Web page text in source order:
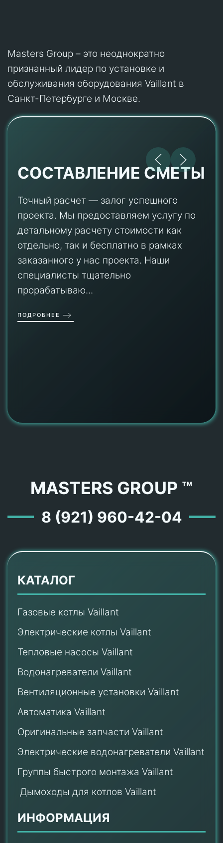
Masters Group – это неоднократно
признанный лидер по установке и
обслуживания оборудования Vaillant в
Санкт-Петербурге и Москве.
СОСТАВЛЕНИЕ СМЕТЫ
Точный расчет — залог успешного
проекта. Мы предоставляем услугу по
детальному расчету стоимости как
отдельно, так и бесплатно в рамках
заказанного у нас проекта. Наши
специалисты тщательно
прорабатываю...
ПОДРОБНЕЕ
MASTERS GROUP ™
8 (921) 960-42-04
КАТАЛОГ
Газовые котлы Vaillant
Электрические котлы Vaillant
Тепловые насосы Vaillant
Водонагреватели Vaillant
Вентиляционные установки Vaillant
Автоматика Vaillant
Оригинальные запчасти Vaillant
Электрические водонагреватели Vaillant
Группы быстрого монтажа Vaillant
Дымоходы для котлов Vaillant
ИНФОРМАЦИЯ